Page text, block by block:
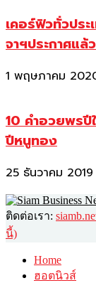
เคอร์ฟิวทั่วประ
จาฯประกาศแล้
1 พฤษภาคม
10 คำอวยพร
ปีหนูทอง
25 ธันวาคม 2019
ติดต่อเรา:
นี้)
Home
ฮอตนิวส์